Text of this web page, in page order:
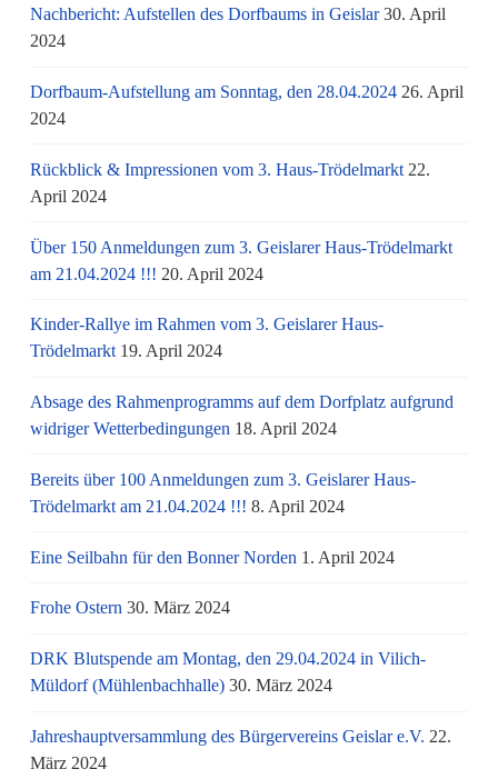
Nachbericht: Aufstellen des Dorfbaums in Geislar 30. April
2024
Dorfbaum-Aufstellung am Sonntag, den 28.04.2024 26. April
2024
Rückblick & Impressionen vom 3. Haus-Trödelmarkt 22.
April 2024
Über 150 Anmeldungen zum 3. Geislarer Haus-Trödelmarkt
am 21.04.2024 !!! 20. April 2024
Kinder-Rallye im Rahmen vom 3. Geislarer Haus-
Trödelmarkt 19. April 2024
Absage des Rahmenprogramms auf dem Dorfplatz aufgrund
widriger Wetterbedingungen 18. April 2024
Bereits über 100 Anmeldungen zum 3. Geislarer Haus-
Trödelmarkt am 21.04.2024 !!! 8. April 2024
Eine Seilbahn für den Bonner Norden 1. April 2024
Frohe Ostern 30. März 2024
DRK Blutspende am Montag, den 29.04.2024 in Vilich-
Müldorf (Mühlenbachhalle) 30. März 2024
Jahreshauptversammlung des Bürgervereins Geislar e.V. 22.
März 2024